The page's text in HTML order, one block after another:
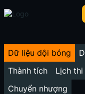
Dữ liệu đội bóng
Thành tích
Lịch thi
Chuyển nhượng